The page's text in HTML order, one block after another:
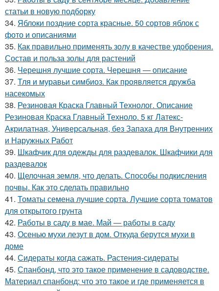
статьи в новую подборку
34. Яблоки поздние сорта красные. 50 сортов яблок с
фото и описаниями
35. Как правильно применять золу в качестве удобрения.
Состав и польза золы для растений
36. Черешня лучшие сорта. Черешня — описание
37. Тля и муравьи симбиоз. Как проявляется дружба
насекомых
38. Резиновая Краска Главный Технолог. Описание
Резиновая Краска Главный Техноло. 5 кг Латекс-
Акрилатная, Универсальная, без Запаха для Внутренних
и Наружных Работ
39. Шкафчик для одежды для раздевалок. Шкафчики для
раздевалок
40. Щелочная земля, что делать. Способы подкисления
почвы. Как это сделать правильно
41. Томаты семена лучшие сорта. Лучшие сорта томатов
для открытого грунта
42. Работы в саду в мае. Май — работы в саду
43. Осенью мухи лезут в дом. Откуда берутся мухи в
доме
44. Сидераты когда сажать. Растения-сидераты
45. Спанбонд, что это такое применение в садоводстве.
Материал спанбонд: что это такое и где применяется в